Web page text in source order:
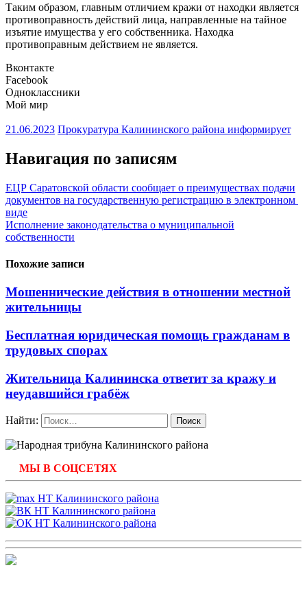
Таким образом, главным отличием кражи от находки является
противоправность действий лица, направленные на тайное
изъятие имущества у его собственника. Находка
противоправным действием не является.
Вконтакте
Facebook
Одноклассники
Мой мир
21.06.2023 Прокуратура Калининского района информирует
Навигация по записям
ЕЦР Саратовской области сообщает о преимуществах подачи
документов на государственную регистрацию в электронном
виде
Исполнение законодательства о муниципальной
собственности
Похожие записи
Мошеннические действия в отношении местной
жительницы
Бесплатная юридическая помощь гражданам в
трудовых спорах
Жительница Калининска ответит за кражу и
неудавшийся грабёж
Найти:
МЫ В СОЦСЕТЯХ